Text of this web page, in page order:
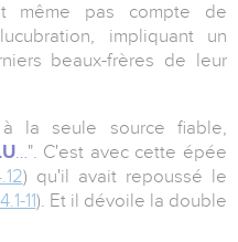
même pas compte de
impliquant un
beaux-frères de leur
la seule source fiable,
…". C'est avec cette épée
) qu'il avait repoussé le
11). Et il dévoile la double